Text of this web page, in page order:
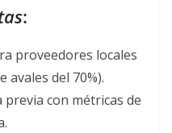
:
proveedores locales
avales del 70%).
con métricas de